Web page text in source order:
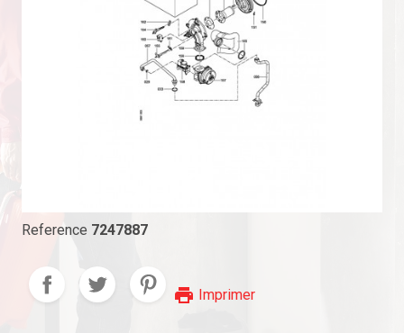
Reference 7247887
print Imprimer